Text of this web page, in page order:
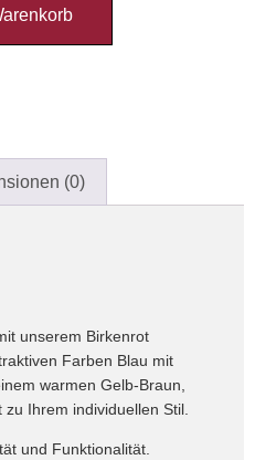
(0)
unserem Birkenrot
Farben Blau mit
warmen Gelb-Braun,
Ihrem individuellen Stil.
und Funktionalität.